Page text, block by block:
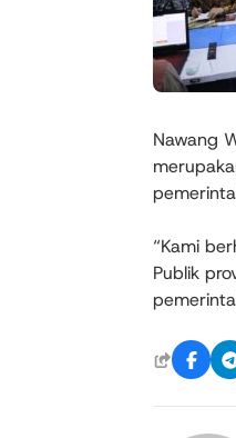
Nawang
“Kami
Publik